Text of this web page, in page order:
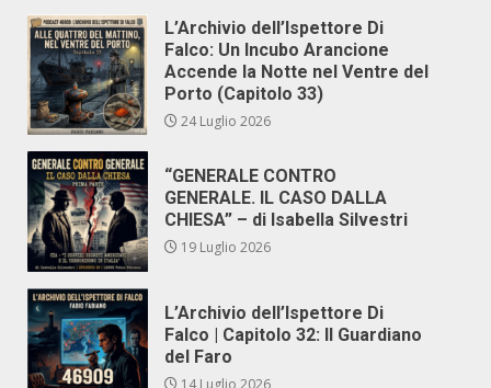
L’Archivio dell’Ispettore Di
Falco: Un Incubo Arancione
Accende la Notte nel Ventre del
Porto (Capitolo 33)
24 Luglio 2026
“GENERALE CONTRO
GENERALE. IL CASO DALLA
CHIESA” – di Isabella Silvestri
19 Luglio 2026
L’Archivio dell’Ispettore Di
Falco | Capitolo 32: Il Guardiano
del Faro
14 Luglio 2026